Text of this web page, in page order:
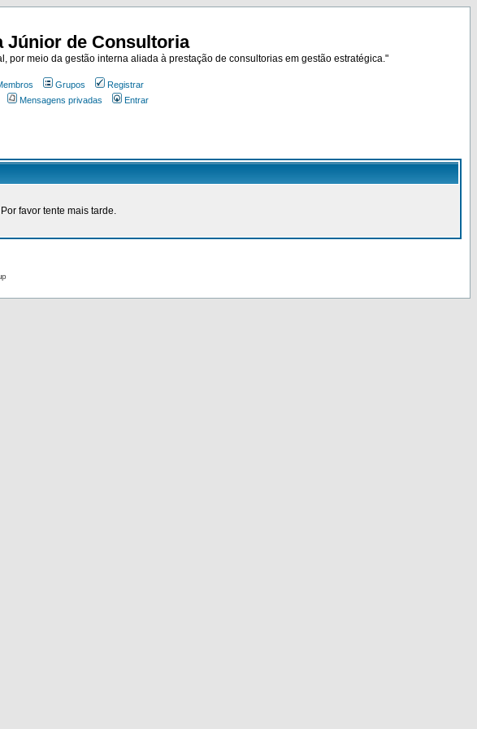
Júnior de Consultoria
meio da gestão interna aliada à prestação de consultorias em gestão estratégica."
Grupos
Registrar
Mensagens privadas Entrar
favor tente mais tarde.